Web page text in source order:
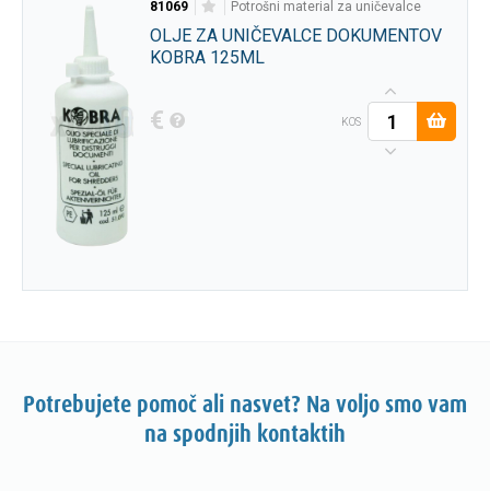
81069 potrošni material za uničevalce
OLJE ZA UNIČEVALCE DOKUMENTOV
KOBRA 125ML
€ KOS
Potrebujete pomoč ali nasvet? Na voljo smo vam
na spodnjih kontaktih